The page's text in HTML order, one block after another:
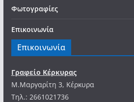
Φωτογραφίες
Επικοινωνία
Επικοινωνία
Γραφείο Κέρκυρας
Μ.Μαργαρίτη 3, Κέρκυρα
Tηλ.: 2661021736